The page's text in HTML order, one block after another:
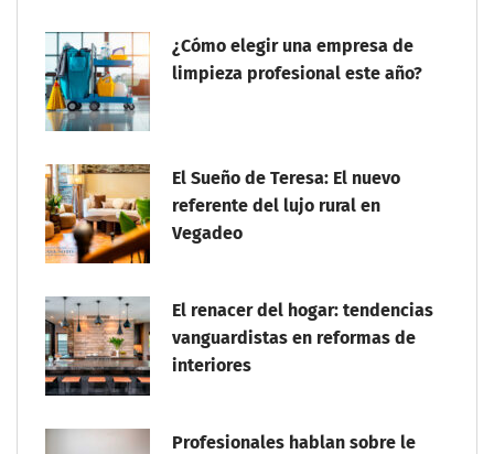
¿Cómo elegir una empresa de
limpieza profesional este año?
El Sueño de Teresa: El nuevo
referente del lujo rural en
Vegadeo
El renacer del hogar: tendencias
vanguardistas en reformas de
interiores
Profesionales hablan sobre le